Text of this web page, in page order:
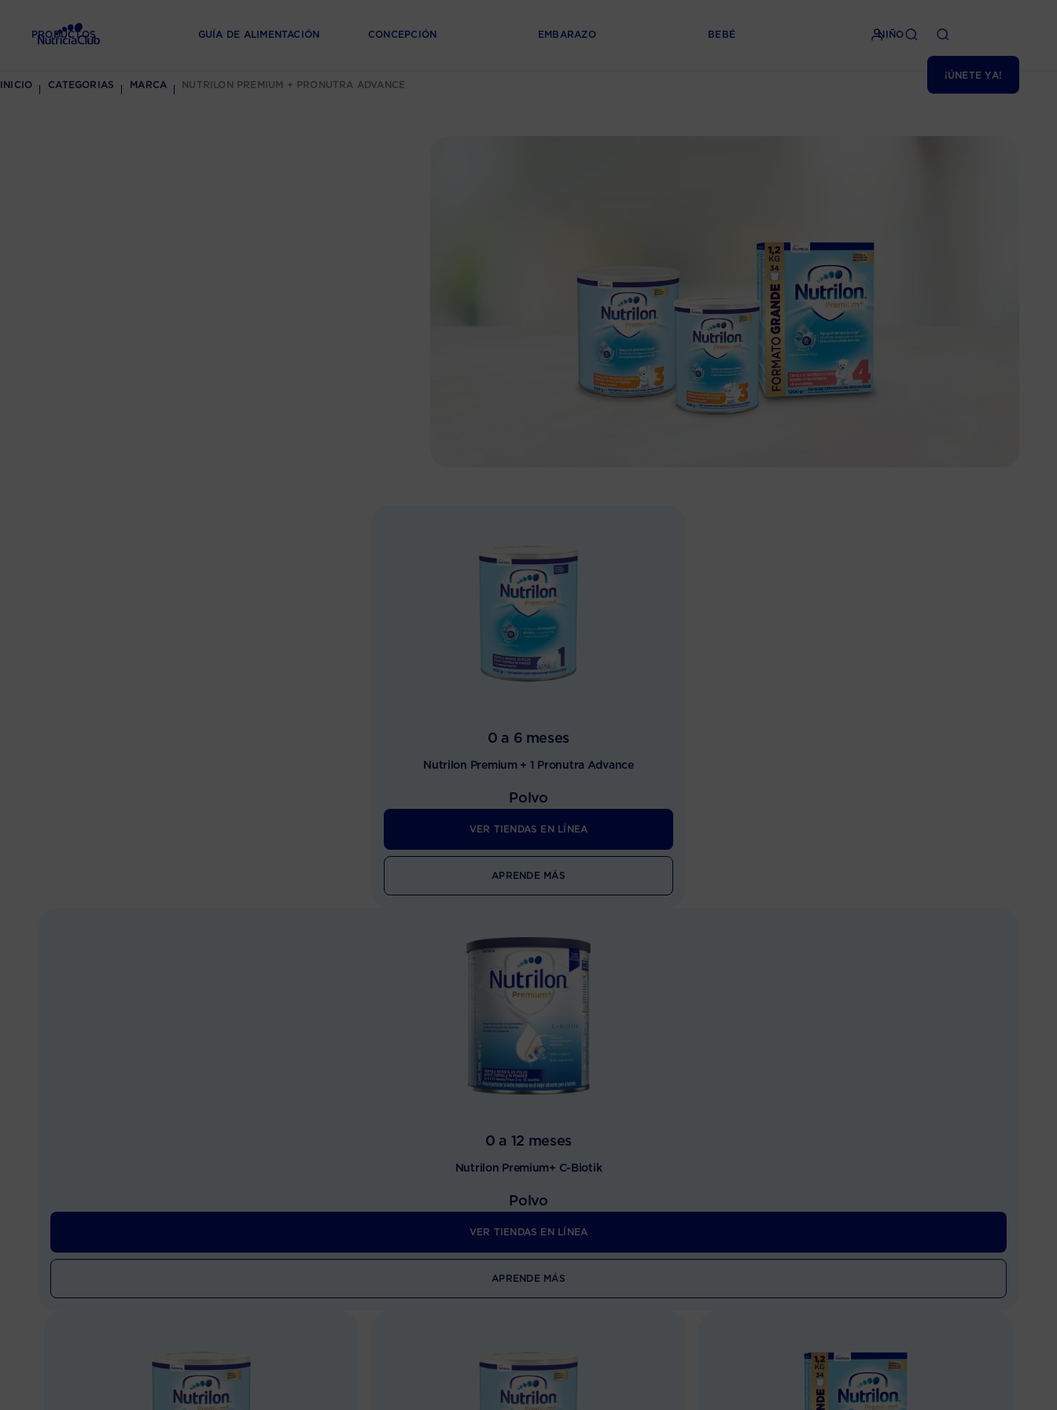
¡ÚNETE YA!
PRODUCTOS GUÍA DE ALIMENTACIÓN CONCEPCIÓN EMBARAZO BEBÉ NIÑO
INICIO CATEGORIAS MARCA NUTRILON PREMIUM + PRONUTRA ADVANCE
0 a 6 meses
Nutrilon Premium + 1 Pronutra Advance
Polvo
VER TIENDAS EN LÍNEA
APRENDE MÁS
0 a 12 meses
Nutrilon Premium+ C-Biotik
Polvo
VER TIENDAS EN LÍNEA
APRENDE MÁS